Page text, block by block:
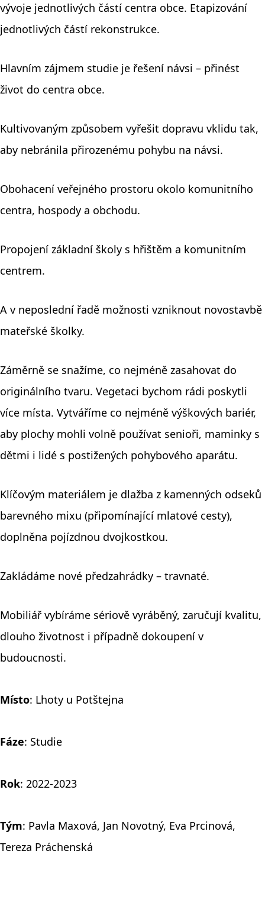
vývoje jednotlivých částí centra obce. Etapizování
jednotlivých částí rekonstrukce.
Hlavním zájmem studie je řešení návsi – přinést
život do centra obce.
Kultivovaným způsobem vyřešit dopravu vklidu tak,
aby nebránila přirozenému pohybu na návsi.
Obohacení veřejného prostoru okolo komunitního
centra, hospody a obchodu.
Propojení základní školy s hřištěm a komunitním
centrem.
A v neposlední řadě možnosti vzniknout novostavbě
mateřské školky.
Záměrně se snažíme, co nejméně zasahovat do
originálního tvaru. Vegetaci bychom rádi poskytli
více místa. Vytváříme co nejméně výškových bariér,
aby plochy mohli volně používat senioři, maminky s
dětmi i lidé s postižených pohybového aparátu.
Klíčovým materiálem je dlažba z kamenných odseků
barevného mixu (připomínající mlatové cesty),
doplněna pojízdnou dvojkostkou.
Zakládáme nové předzahrádky – travnaté.
Mobiliář vybíráme sériově vyráběný, zaručují kvalitu,
dlouho životnost i případně dokoupení v
budoucnosti.
Místo: Lhoty u Potštejna
Fáze: Studie
Rok: 2022-2023
Tým: Pavla Maxová, Jan Novotný, Eva Prcinová,
Tereza Práchenská